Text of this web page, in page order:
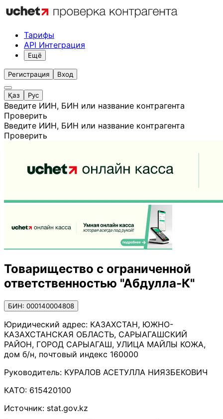
Тарифы
API Интеграция
Ещё
Регистрация Вход
Қаз Рус
Введите ИИН, БИН или название контрагента
Проверить
Введите ИИН, БИН или название контрагента
Проверить
Товарищество с ограниченной
ответственностью "Абдулла-К"
БИН: 000140004808
Юридический адрес: КАЗАХСТАН, ЮЖНО-
КАЗАХСТАНСКАЯ ОБЛАСТЬ, САРЫАГАШСКИЙ
РАЙОН, ГОРОД САРЫАГАШ, УЛИЦА МАЙЛЫ КОЖА,
дом б/н, почтовый индекс 160000
Руководитель: КУРАЛОВ АСЕТУЛЛА НИЯЗБЕКОВИЧ
КАТО: 615420100
Источник: stat.gov.kz